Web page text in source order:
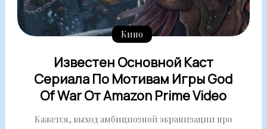
Кино
Известен Основной Каст
Сериала По Мотивам Игры God
Of War От Amazon Prime Video
Кажется, выход амбициозной экранизации про